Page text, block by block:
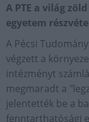
A PTE a világ
egyetem
A Pécsi
végzett a
intézményt
megmaradt a
jelentették be a
fenntarthatósági